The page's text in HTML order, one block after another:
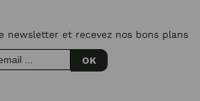
newsletter et recevez nos bons plans
OK